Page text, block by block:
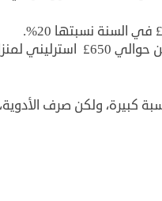
– أسعار السكن في بريطانيا
كبيرة، ولكن صرف